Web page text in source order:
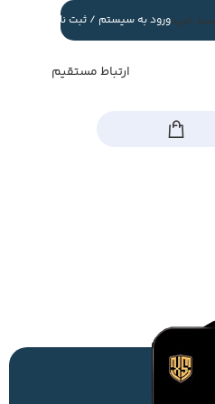
سبد خریدورود به سیستم / ثبت نام
ارتباط مستقیم